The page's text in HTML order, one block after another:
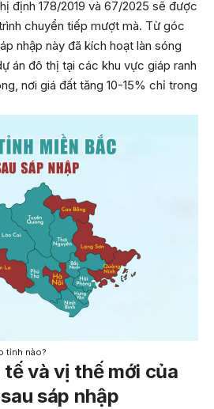
định 178/2019 và 67/2025 sẽ được
chuyển tiếp mượt mà. Từ góc
nhập này đã kích hoạt làn sóng
án đô thị tại các khu vực giáp ranh
nơi giá đất tăng 10-15% chỉ trong
tỉnh nào?
và vị thế mới của
sáp nhập